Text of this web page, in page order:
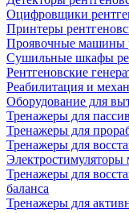
Оцифровщики
Принтеры
Проявочные машины
Сушильные шкафы
Рентгеновские
Реабилитация и
Оборудование для
Тренажеры для
Тренажеры для
Тренажеры для
Тренажеры для
баланса
Тренажеры для